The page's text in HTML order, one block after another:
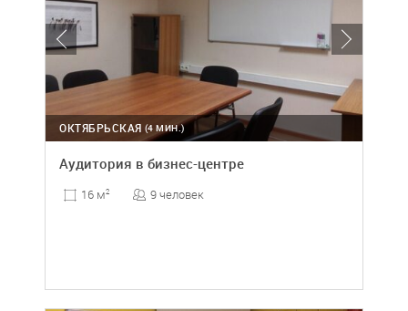
(4 МИН.)
ОКТЯБРЬСКАЯ
Аудитория в бизнес-центре
16 м2 9 человек